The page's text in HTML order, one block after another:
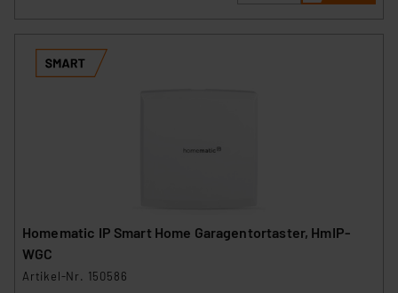
Homematic IP Smart Home Garagentortaster, HmIP-
WGC
Artikel-Nr. 150586